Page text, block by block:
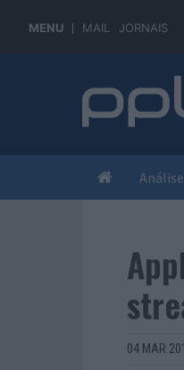
MENU MAIL JORNAIS
04 MAR